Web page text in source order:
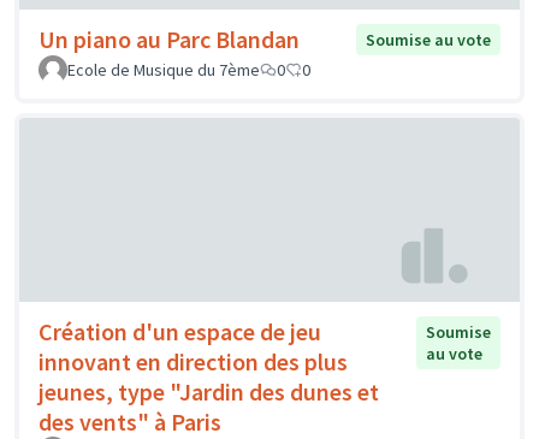
Un piano au Parc Blandan
Soumise au vote
Ecole de Musique du 7ème
0 0
Création d'un espace de jeu
innovant en direction des plus
jeunes, type "Jardin des dunes et
des vents" à Paris
Soumise
au vote